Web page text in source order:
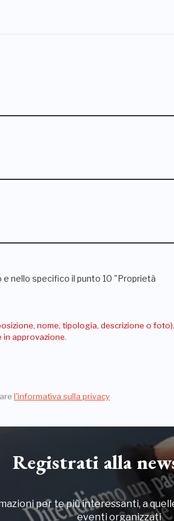
e nello specifico il punto 10 "Proprietà
nome, tipologia, descrizione o
in approvazione.
l'informativa sulla privacy
Registrati alla
per te più interessanti, a
eventi organizzati